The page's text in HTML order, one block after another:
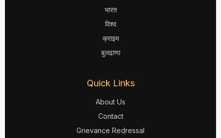
भारत
विश्व
क्राइम
बुलढाणा
Quick Links
About Us
Contact
Grievance Redressal